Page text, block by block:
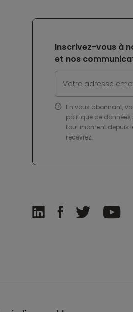
Inscrivez-vous à
et nos
En vous abonnant,
politique de données
tout moment depuis
recevrez.